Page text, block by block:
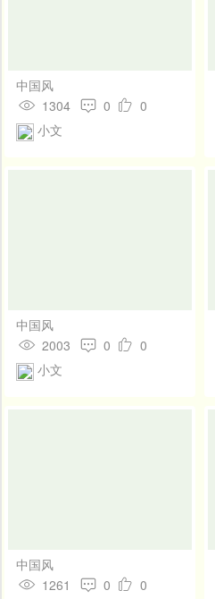
中国风
1304
0
0
小文
中国风
2003
0
0
小文
中国风
1261
0
0